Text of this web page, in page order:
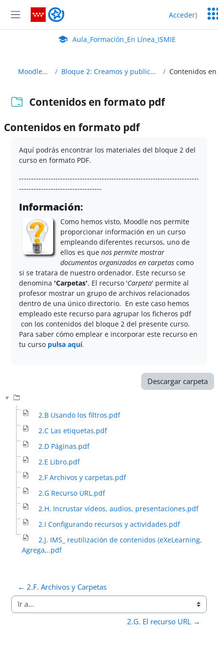
Panel lateral
Aula_Formación_En Línea_ISMIE Acceder)
Aula Virtual de EducaMadrid:
Aula_Formación_En Línea_ISMIE
MoodleAbierto Bloque 2: Creamos y publicamos contenidos
Contenidos en formato pdf
Contenidos en formato pdf
Aquí podrás encontrar los materiales del bloque 2 del
curso en formato PDF.
--------------------------------------------------------------------------
----------------------------------
Información:
Como hemos visto, Moodle nos permite
proporcionar información en un curso
empleando diferentes recursos, uno de
ellos es que nos permite mostrar
documentos organizados en carpetas como
si se tratara de nuestro ordenador. Este recurso se
denomina 'Carpetas'. El recurso 'Carpeta' permite al
profesor mostrar un grupo de archivos relacionados
dentro de una único directorio. En este caso hemos
empleado este recurso para agrupar los ficheros pdf
con los contenidos del bloque 2 del presente curso.
Para saber cómo emplear e incorporar este recurso en
tu curso pulsa aquí.
Descargar carpeta
2.B Usando los filtros.pdf
2.C Las etiquetas.pdf
2.D Páginas.pdf
2.E Libro.pdf
2.F Archivos y carpetas.pdf
2.G Recurso URL.pdf
2.H. Incrustar vídeos, audios, presentaciones.pdf
2.I Configurando recursos y actividades.pdf
2.J. IMS_ reutilización de contenidos (eXeLearning,
Agrega,..pdf
← 2.F. Archivos y Carpetas
Ir a...
2.G. El recurso URL →